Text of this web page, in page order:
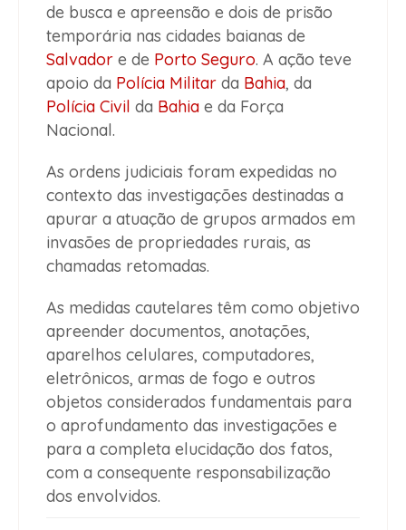
de busca e apreensão e dois de prisão
temporária nas cidades baianas de
Salvador e de Porto Seguro. A ação teve
apoio da Polícia Militar da Bahia, da
Polícia Civil da Bahia e da Força
Nacional.
As ordens judiciais foram expedidas no
contexto das investigações destinadas a
apurar a atuação de grupos armados em
invasões de propriedades rurais, as
chamadas retomadas.
As medidas cautelares têm como objetivo
apreender documentos, anotações,
aparelhos celulares, computadores,
eletrônicos, armas de fogo e outros
objetos considerados fundamentais para
o aprofundamento das investigações e
para a completa elucidação dos fatos,
com a consequente responsabilização
dos envolvidos.